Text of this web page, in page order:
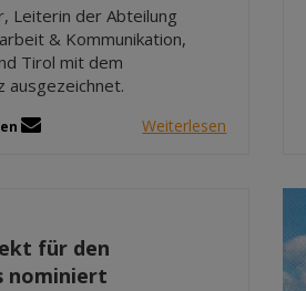
Leiterin der Abteilung
& Kommunikation,
Tirol mit dem
ausgezeichnet.
Weiterlesen
für den
nominiert